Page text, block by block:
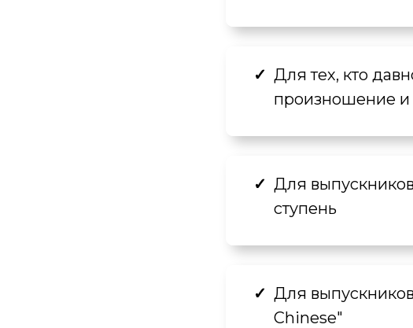
Для тех, кто
произношение
Для
ступень
Для
Chinese"